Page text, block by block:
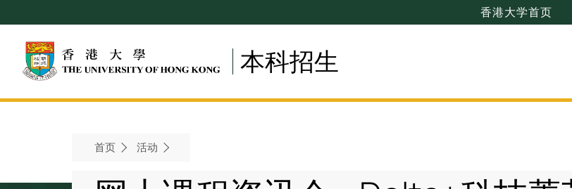
to
main
content
香港大学首页
本科招生
Breadcrumb
首页 活动